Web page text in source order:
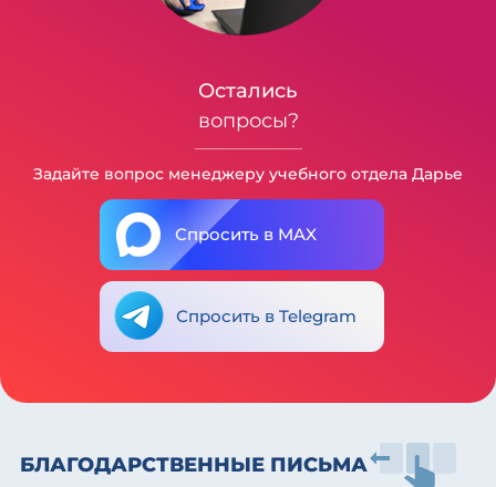
Остались
вопросы?
Задайте вопрос менеджеру учебного отдела Дарье
Спросить в MAX
Спросить в Telegram
БЛАГОДАРСТВЕННЫЕ ПИСЬМА